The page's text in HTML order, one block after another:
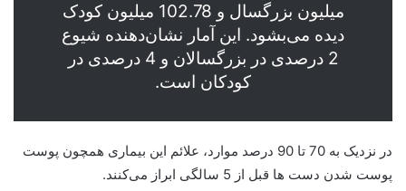
میلیون بزرگسال و 102.78 میلیون کودک
دیده می‌بشود. این آمار نشان‌دهنده شیوع
2 درصدی در بزرگسالان و 4 درصدی در
کودکان است.
در نزدیک به 70 تا 90 درصد موارد، علائم این بیماری همچون
پوست
پوست شدن دست‌ ها قبل از 5 سالگی ابراز می‌کنند.